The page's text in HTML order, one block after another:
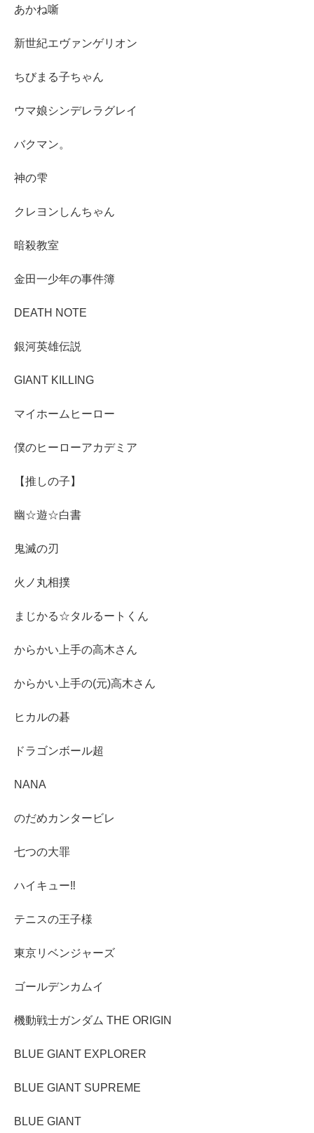
あかね噺
新世紀エヴァンゲリオン
ちびまる子ちゃん
ウマ娘シンデレラグレイ
バクマン。
神の雫
クレヨンしんちゃん
暗殺教室
金田一少年の事件簿
DEATH NOTE
銀河英雄伝説
GIANT KILLING
マイホームヒーロー
僕のヒーローアカデミア
【推しの子】
幽☆遊☆白書
鬼滅の刃
火ノ丸相撲
まじかる☆タルるートくん
からかい上手の高木さん
からかい上手の(元)高木さん
ヒカルの碁
ドラゴンボール超
NANA
のだめカンタービレ
七つの大罪
ハイキュー‼︎
テニスの王子様
東京リベンジャーズ
ゴールデンカムイ
機動戦士ガンダム THE ORIGIN
BLUE GIANT EXPLORER
BLUE GIANT SUPREME
BLUE GIANT